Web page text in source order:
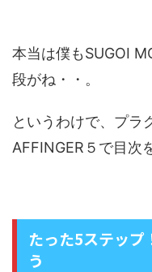
本当は僕もSUGOI
段がね・・。
というわけで、プラ
AFFINGER５で目次
たった5ステップ
う